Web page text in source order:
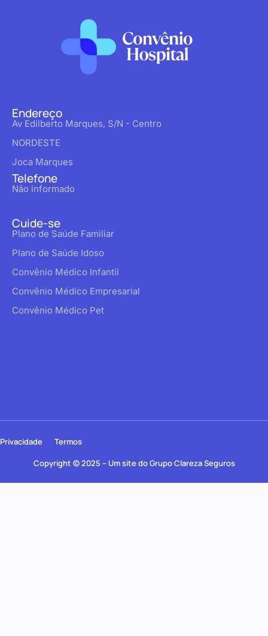
Endereço
Av Edilberto Marques, S/N - Centro
NORDESTE
Joca Marques
Telefone
Não informado
Cuide-se
Plano de Saúde Familiar
Plano de Saúde Idoso
Convênio Médico Infantil
Convênio Médico Empresarial
Convênio Médico Pet
Copyright © 2025 – Um site do Grupo Clareza Seguros
Privacidade Termos